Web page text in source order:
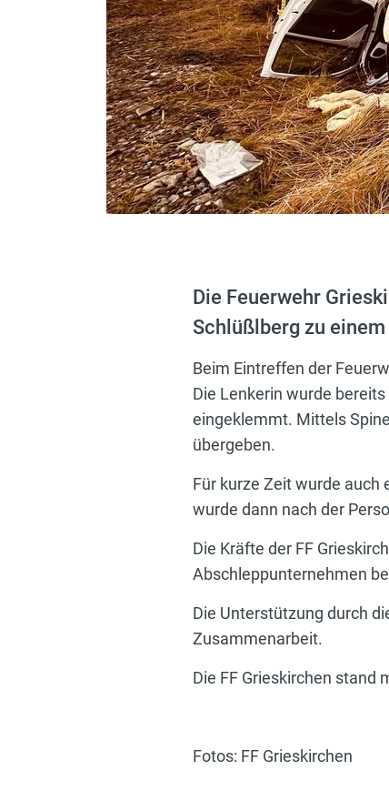
Die Feuerwehr
Schlüßlberg zu
Beim Eintreffen der
Die Lenkerin wurde
eingeklemmt. Mittels
übergeben.
Für kurze Zeit wurde auch
wurde dann nach der
Die Kräfte der FF
Abschleppunternehmen
Die Unterstützung durch
Zusammenarbeit.
Die FF Grieskirchen stand
Fotos: FF Grieskirchen